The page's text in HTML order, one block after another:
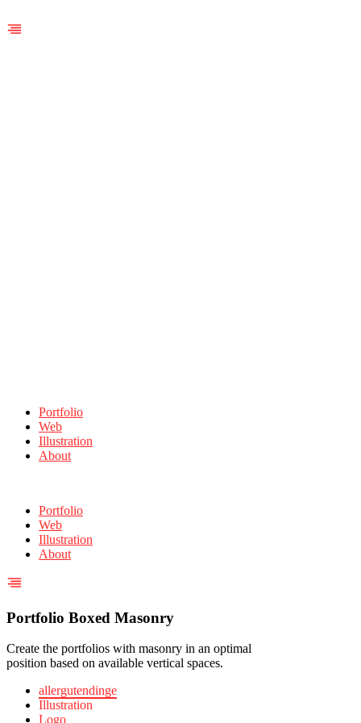
Portfolio
Web
Illustration
About
Portfolio
Web
Illustration
About
Portfolio Boxed Masonry
Create the portfolios with masonry in an optimal
position based on available vertical spaces.
allergutendinge
Illustration
Logo